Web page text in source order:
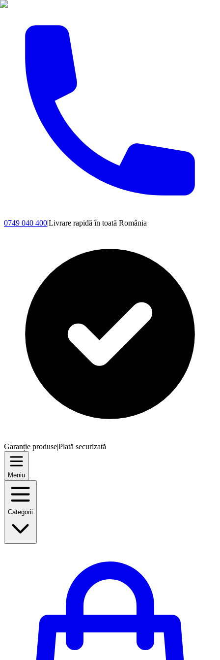
0749 040 400|Livrare rapidă în toată România
Garanție produse|Plată securizată
Meniu
Categorii